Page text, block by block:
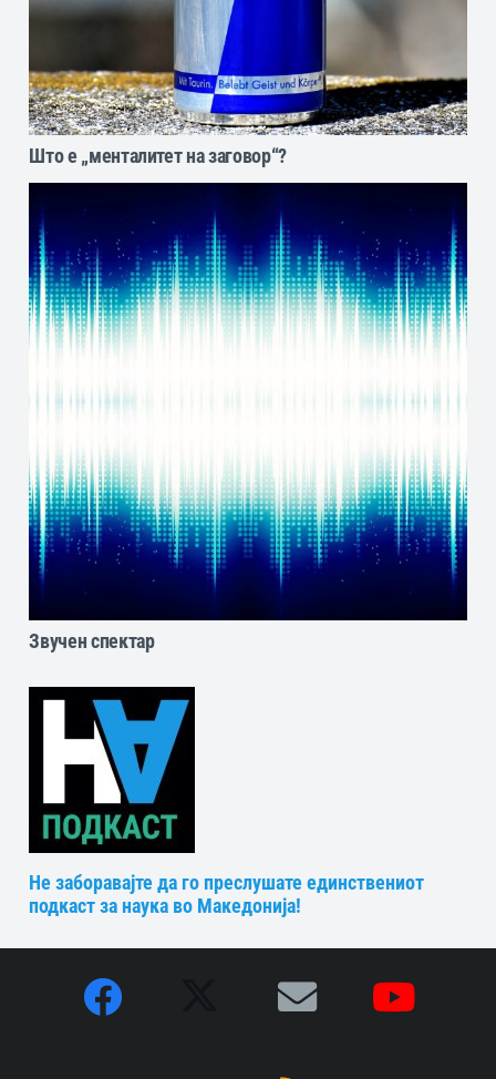
Што е „менталитет на заговор“?
Звучен спектар
Не заборавајте да го преслушате единствениот
подкаст за наука во Македонија!